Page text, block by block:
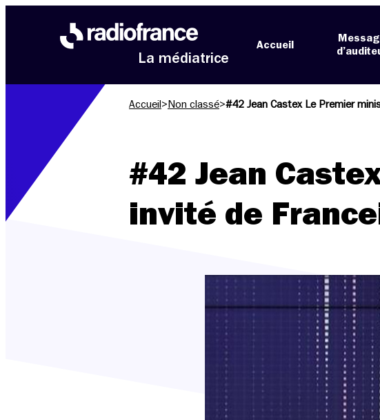
La médiatrice
Accueil
Accueil > Non classé>#42 Jean Castex Le Premier
#42 Jean
invité de